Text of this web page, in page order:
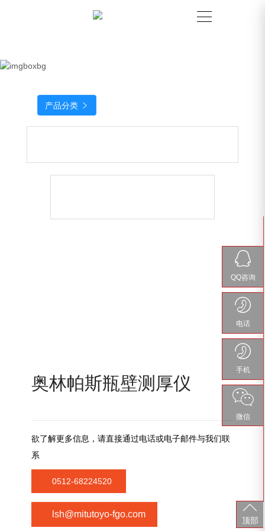
产品分类 
奥林帕斯瓶壁测厚仪
欲了解更多信息，请直接通过电话或电子邮件与我们联
系
0512-68224520
lsh@mitutoyo-fgo.com
QQ咨询
电话
手机
微信
顶部